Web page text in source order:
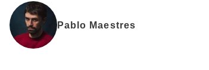
Pablo Maestres